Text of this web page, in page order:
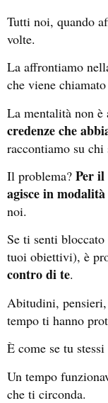
Tutti noi, quando
volte.
La affrontiamo
che viene
La mentalità non è
credenze che
raccontiamo su
Il problema? Per il
agisce in
noi.
Se ti senti
tuoi obiettivi), è
contro di te.
Abitudini,
tempo ti hanno
È come se tu
Un tempo
che ti circonda.